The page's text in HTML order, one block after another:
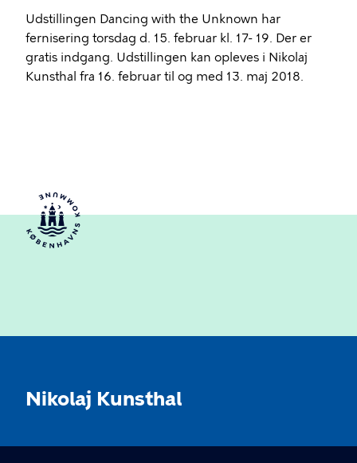
Udstillingen Dancing with the Unknown har
fernisering torsdag d. 15. februar kl. 17- 19. Der er
gratis indgang. Udstillingen kan opleves i Nikolaj
Kunsthal fra 16. februar til og med 13. maj 2018.
Nikolaj Kunsthal